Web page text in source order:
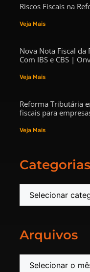
Riscos Fiscais na
Veja Mais
Nova Nota Fiscal
Com IBS e CBS |
Veja Mais
Reforma Tributária
fiscais para
Veja Mais
Categorias
Arquivos